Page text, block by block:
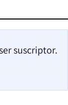
suscriptor.